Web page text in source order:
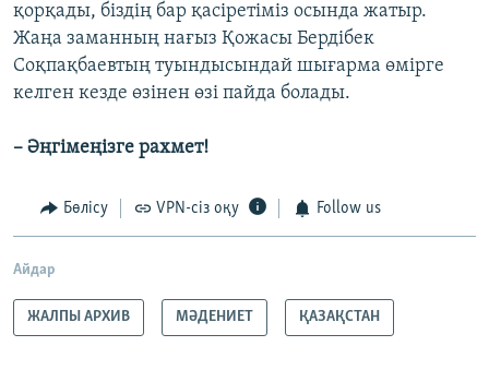
қорқады, біздің бар қасіретіміз осында жатыр.
Жаңа заманның нағыз Қожасы Бердібек
Соқпақбаевтың туындысындай шығарма өмірге
келген кезде өзінен өзі пайда болады.
– Әңгімеңізге рахмет!
Бөлісу VPN-сіз оқу Follow us
Айдар
ЖАЛПЫ АРХИВ МӘДЕНИЕТ ҚАЗАҚСТАН